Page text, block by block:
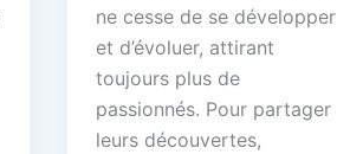
ne cesse de se développer
et d’évoluer, attirant
toujours plus de
passionnés. Pour partager
leurs découvertes,